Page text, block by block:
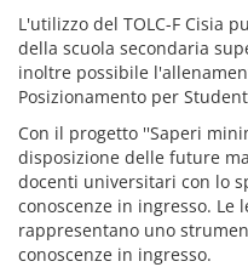
L'utilizzo del TOLC-F Cisia
della scuola secondaria
inoltre possibile
Posizionamento per
Con il progetto ''Saperi
disposizione delle future
docenti universitari con lo
conoscenze in ingresso. Le
rappresentano uno
conoscenze in ingresso.